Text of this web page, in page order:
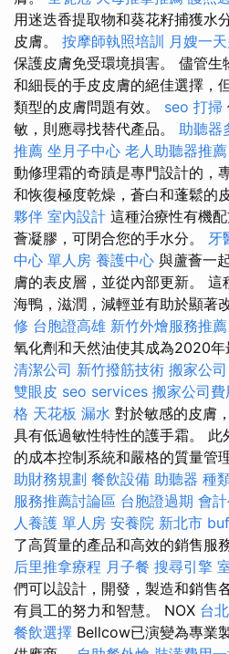
用迷迭香提取物和葵花籽捕獲水
皮膚。 按摩師執照培訓 月嫂一
保護皮膚免受環境損害。 儘管生
和細長的手皮皮膚的絕佳選擇，
類型的皮膚問題有效。 seo 打掃
敏，則應尋找替代產品。 助聽器
推薦 坐月子中心 老人助聽器推薦
動修理霜的奇蹟是專門設計的，
和恢復極度乾燥，蒼白和蓬鬆的
夥伴 室內設計 這種治療性有機
薈凝膠，可閉合您的手水分。 牙
中心 單人房 養護中心 與蘆薈一
膚的表皮層，並從內部更新。
海鴨，滋潤，減輕並有助於顯著
修 台胞證高雄 新竹外燴服務推薦
氧化劑和天然油使其成為2020年
清潔公司 新竹撥筋技術 搬家公司
雙眼皮 seo services 搬家公司
格 天花板 漏水 對於敏感的皮膚
具有低過敏性特性的護手霜。 此
的成本控制系統和嚴格的質量管
助財務規劃 餐飲設備 助聽器 種
服務推薦討論區 台胞證過期 會
人養護 單人房 安養院 新北市
了高質量的產品和高效的銷售服
后里推拿療程 月子餐 搜尋引擎
們可以設計，開發，製造和銷售
有員工的努力和智慧。 NOX 台
餐飲選擇 Bellcow已演變為專業